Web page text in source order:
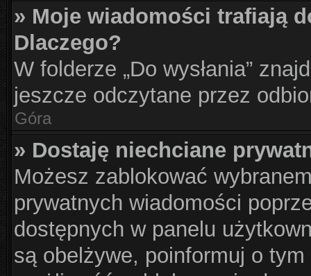
» Moje wiadomości trafiają
Dlaczego?
W folderze „Do wysłania”
jeszcze odczytane przez
Góra
» Dostaję niechciane
Możesz zablokować
prywatnych wiadomości
dostępnych w panelu
są obelżywe, poinformuj o